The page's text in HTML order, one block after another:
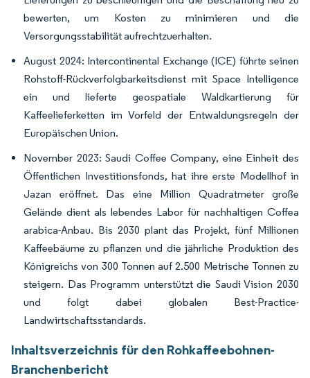
bewerten, um Kosten zu minimieren und die
Versorgungsstabilität aufrechtzuerhalten.
August 2024: Intercontinental Exchange (ICE) führte seinen
Rohstoff-Rückverfolgbarkeitsdienst mit Space Intelligence
ein und lieferte geospatiale Waldkartierung für
Kaffeelieferketten im Vorfeld der Entwaldungsregeln der
Europäischen Union.
November 2023: Saudi Coffee Company, eine Einheit des
Öffentlichen Investitionsfonds, hat ihre erste Modellhof in
Jazan eröffnet. Das eine Million Quadratmeter große
Gelände dient als lebendes Labor für nachhaltigen Coffea
arabica-Anbau. Bis 2030 plant das Projekt, fünf Millionen
Kaffeebäume zu pflanzen und die jährliche Produktion des
Königreichs von 300 Tonnen auf 2.500 Metrische Tonnen zu
steigern. Das Programm unterstützt die Saudi Vision 2030
und folgt dabei globalen Best-Practice-
Landwirtschaftsstandards.
Inhaltsverzeichnis für den Rohkaffeebohnen-
Branchenbericht